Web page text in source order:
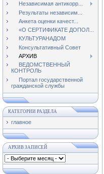
Независимая антикорр...
Результаты независим...
Анкета оценки качест...
«О СЕРТИФИКАТЕ ДОПОЛ...
КУЛЬТУРАНАДОМ
Консультативный Совет
АРХИВ
ВЕДОМСТВЕННЫЙ
КОНТРОЛЬ
Портал государственной
гражданской службы
КАТЕГОРИИ РАЗДЕЛА
главное
АРХИВ ЗАПИСЕЙ